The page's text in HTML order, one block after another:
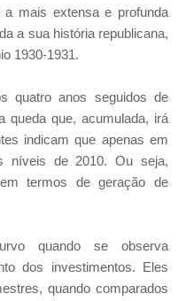
mais extensa e profunda
a sua história republicana,
1930-1931.
quatro anos seguidos de
queda que, acumulada, irá
indicam que apenas em
níveis de 2010. Ou seja,
termos de geração de
quando se observa
dos investimentos. Eles
quando comparados